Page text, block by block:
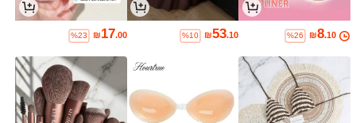
₪8.10
%26
₪53.10
%10
₪17.00
%23